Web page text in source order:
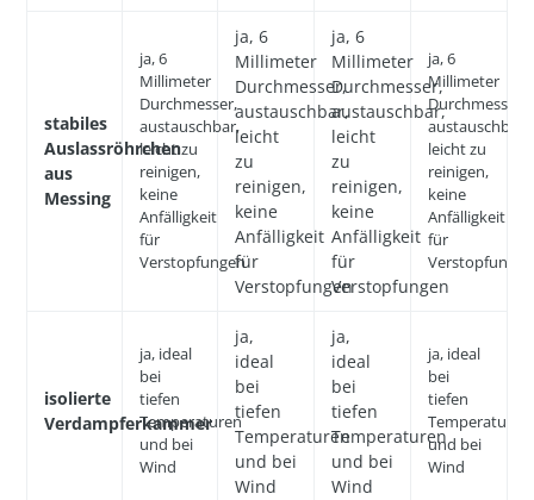
stabiles
Auslassröhrchen
aus
Messing
ja, 6
Millimeter
Durchmesser,
austauschbar,
leicht zu
reinigen,
keine
Anfälligkeit
für
Verstopfungen
ja, 6
Millimeter
Durchmesser,
austauschbar,
leicht
zu
reinigen,
keine
Anfälligkeit
für
Verstopfungen
ja, 6
Millimeter
Durchmesser,
austauschbar,
leicht
zu
reinigen,
keine
Anfälligkeit
für
Verstopfungen
ja, 6
Millimeter
Durchmesser,
austauschbar,
leicht zu
reinigen,
keine
Anfälligkeit
für
Verstopfungen
isolierte
Verdampferkammer
ja, ideal
bei
tiefen
Temperaturen
und bei
Wind
ja,
ideal
bei
tiefen
Temperaturen
und bei
Wind
ja,
ideal
bei
tiefen
Temperaturen
und bei
Wind
ja, ideal
bei
tiefen
Temperaturen
und bei
Wind